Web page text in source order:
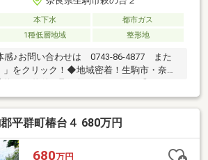
本下水
都市ガス
1種低層地域 整形地
感♪お問い合わせは 0743-86-4877 また
」をクリック！◆地域密着！生駒市・奈良
数！生駒・奈良エリアでお探しの方は当
お住替えの方/売却検討の方必見！当社で
サポート。売却～購入～引越までスムーズ
借り入れ可能な金融機関は異なります。専
平群町椿台４ 680万円
680万円